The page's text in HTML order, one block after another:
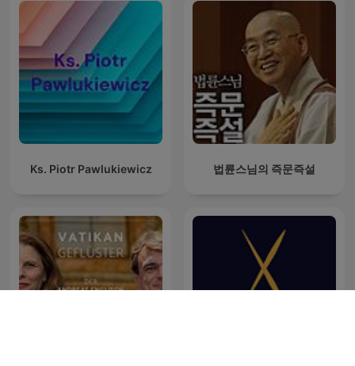
Ks. Piotr Pawlukiewicz 법륜스님의 즉문즉설